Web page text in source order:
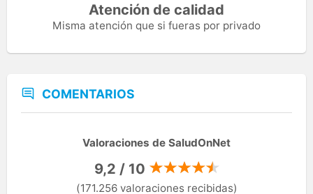
Atención de calidad
Misma atención que si fueras por privado
COMENTARIOS
Valoraciones de SaludOnNet
9,2 / 10
(171.256 valoraciones recibidas)